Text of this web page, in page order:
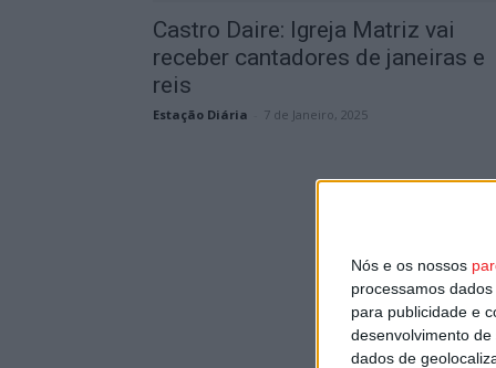
Nós e os nossos
processamos
para publicidade e
desenvolvimento de
dados de
Castro Daire: Igreja Matriz vai
receber cantadores de janeiras e
reis
Estação Diária 7 de Janeiro, 2025